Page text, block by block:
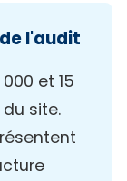
l'audit
et 15
site.